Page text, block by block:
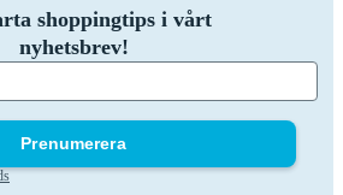
shoppingtips i vårt
nyhetsbrev!
Prenumerera